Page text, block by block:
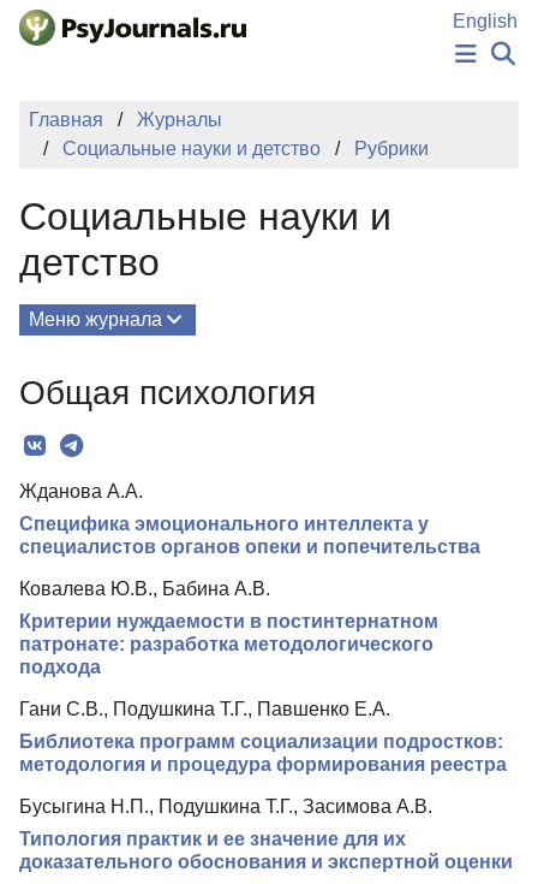
Перейти к основному содержанию
English
НОВОСТИ
АВТОРЫ
БАЗА ЗНАНИЙ
КЛЮЧЕВЫЕ СЛОВА
Регистрация
Главная
Журналы
Социальные науки и детство
Рубрики
Социальные науки и
детство
Меню журнала
О Журнале
Миссия
Редколлегия
Редакционная политика
Индексирование
Для авторов
Рубрики
Контакты
Общая психология
Жданова А.А.
Специфика эмоционального интеллекта у
специалистов органов опеки и попечительства
Ковалева Ю.В., Бабина А.В.
Критерии нуждаемости в постинтернатном
патронате: разработка методологического
подхода
Гани С.В., Подушкина Т.Г., Павшенко Е.А.
Библиотека программ социализации подростков:
методология и процедура формирования реестра
Бусыгина Н.П., Подушкина Т.Г., Засимова А.В.
Типология практик и ее значение для их
доказательного обоснования и экспертной оценки